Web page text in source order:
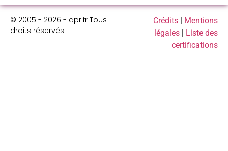
© 2005 - 2026 - dpr.fr Tous
droits réservés.
Crédits | Mentions
légales | Liste des
certifications